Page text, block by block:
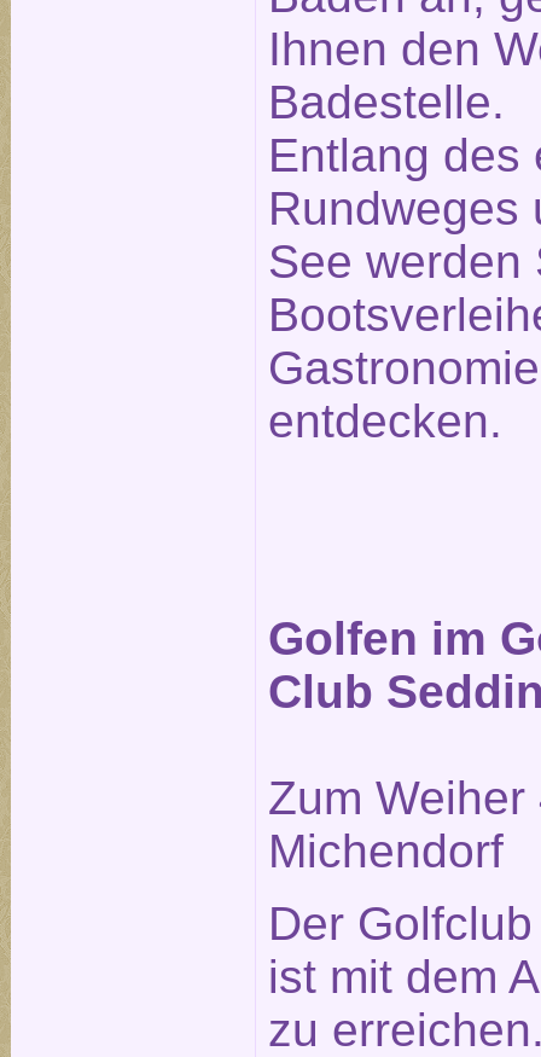
Ihnen den
Badestelle.
Entlang des
Rundweges
See werden
entdecken.
Golfen im
Club
Zum
Michendorf
Der
ist mit dem
zu